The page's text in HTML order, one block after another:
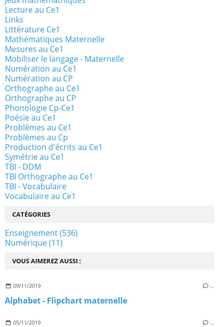
VOUS AIMEREZ AUSSI :
09/11/2019 …
Alphabet - Flipchart maternelle
05/11/2019 …
Lecture au Ce1
Links
Littérature Ce1
Mathématiques Maternelle
Mesures au Ce1
Mobiliser le langage - Maternelle
Numération au Ce1
Numération au CP
Orthographe au Ce1
Orthographe au CP
Phonologie Cp-Ce1
Poésie au Ce1
Problèmes au Ce1
Problèmes au Cp
Production d'écrits au Ce1
Symétrie au Ce1
TBI - DDM
TBI Orthographe au Ce1
TBI - Vocabulaire
Vocabulaire au Ce1
CATÉGORIES
Enseignement(536)
Numérique(11)